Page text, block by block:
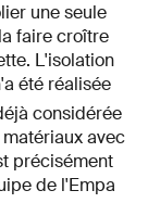
une seule
faire croître
L'isolation
été réalisée
considérée
avec
précisément
de l'Empa